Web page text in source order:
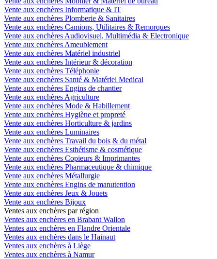
Vente aux enchères Informatique & IT
Vente aux enchères Plomberie & Sanitaires
Vente aux enchères Camions, Utilitaires & Remorques
Vente aux enchères Audiovisuel, Multimédia & Electronique
Vente aux enchères Ameublement
Vente aux enchères Matériel industriel
Vente aux enchères Intérieur & décoration
Vente aux enchères Téléphonie
Vente aux enchères Santé & Matériel Medical
Vente aux enchères Engins de chantier
Vente aux enchères Agriculture
Vente aux enchères Mode & Habillement
Vente aux enchères Hygiène et propreté
Vente aux enchères Horticulture & jardins
Vente aux enchères Luminaires
Vente aux enchères Travail du bois & du métal
Vente aux enchères Esthétisme & cosmétique
Vente aux enchères Copieurs & Imprimantes
Vente aux enchères Pharmaceutique & chimique
Vente aux enchères Métallurgie
Vente aux enchères Engins de manutention
Vente aux enchères Jeux & Jouets
Vente aux enchères Bijoux
Ventes aux enchères par région
Ventes aux enchères en Brabant Wallon
Ventes aux enchères en Flandre Orientale
Ventes aux enchères dans le Hainaut
Ventes aux enchères à Liège
Ventes aux enchères à Namur